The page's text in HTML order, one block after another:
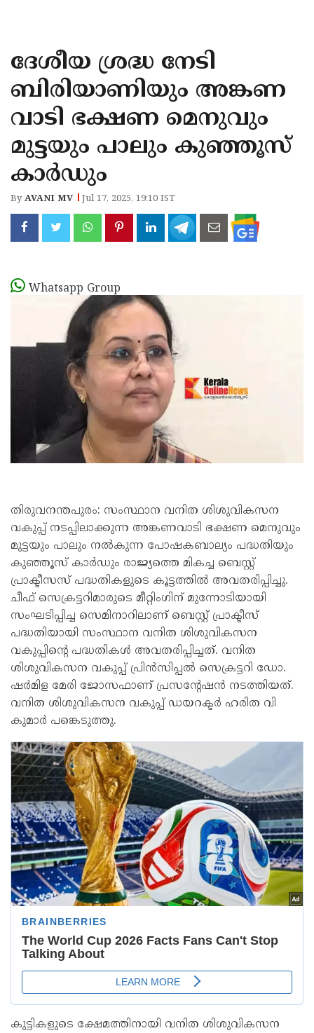
KANNUR
KASARAGOD
ദേശീയ ശ്രദ്ധ നേടി
ബിരിയാണിയും അങ്കണ
വാടി ഭക്ഷണ മെനുവും
മുട്ടയും പാലും കുഞ്ഞൂസ്
കാര്‍ഡും
ByAVANI MV Jul 17, 2025, 19:10 IST
Whatsapp Group
തിരുവനന്തപുരം: സംസ്ഥാന വനിത ശിശുവികസന
വകുപ്പ് നടപ്പിലാക്കുന്ന അങ്കണവാടി ഭക്ഷണ മെനുവും
മുട്ടയും പാലും നല്‍കുന്ന പോഷകബാല്യം പദ്ധതിയും
കുഞ്ഞൂസ് കാര്‍ഡും രാജ്യത്തെ മികച്ച ബെസ്റ്റ്
പ്രാക്ടീസസ് പദ്ധതികളുടെ കൂട്ടത്തില്‍ അവതരിപ്പിച്ചു.
ചീഫ് സെക്രട്ടറിമാരുടെ മീറ്റിംഗിന് മുന്നോടിയായി
സംഘടിപ്പിച്ച സെമിനാറിലാണ് ബെസ്റ്റ് പ്രാക്ടീസ്
പദ്ധതിയായി സംസ്ഥാന വനിത ശിശുവികസന
വകുപ്പിന്റെ പദ്ധതികള്‍ അവതരിപ്പിച്ചത്. വനിത
ശിശുവികസന വകുപ്പ് പ്രിന്‍സിപ്പല്‍ സെക്രട്ടറി ഡോ.
ഷര്‍മിള മേരി ജോസഫാണ് പ്രസന്റേഷന്‍ നടത്തിയത്.
വനിത ശിശുവികസന വകുപ്പ് ഡയറക്ടര്‍ ഹരിത വി
കുമാര്‍ പങ്കെടുത്തു.
കുട്ടികളുടെ ക്ഷേമത്തിനായി വനിത ശിശുവികസന